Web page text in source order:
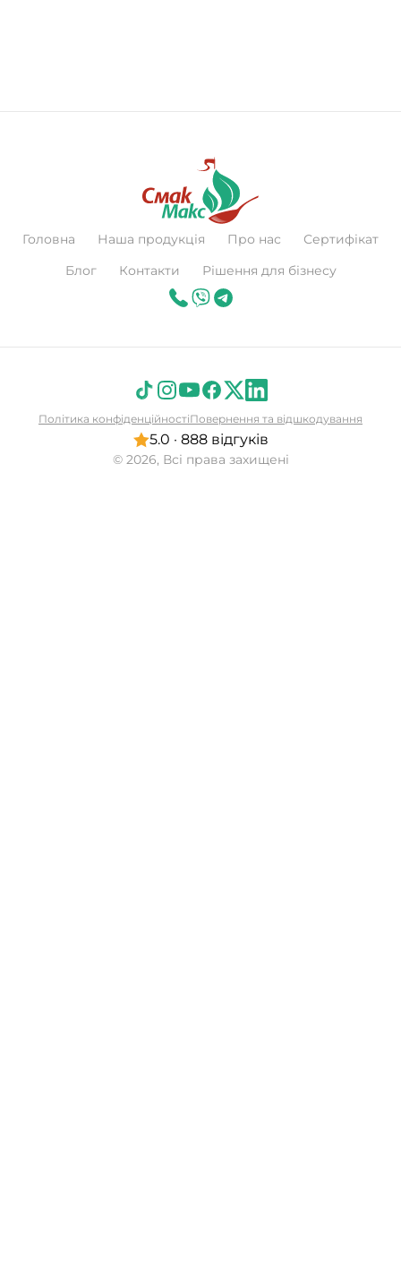
Головна Наша продукція Про нас
Сертифікат
Блог
Контакти Рішення для бізнесу
© 2026, Всі права захищені
5.0 · 888 відгуків
Політика конфіденційностіПовернення та відшкодування